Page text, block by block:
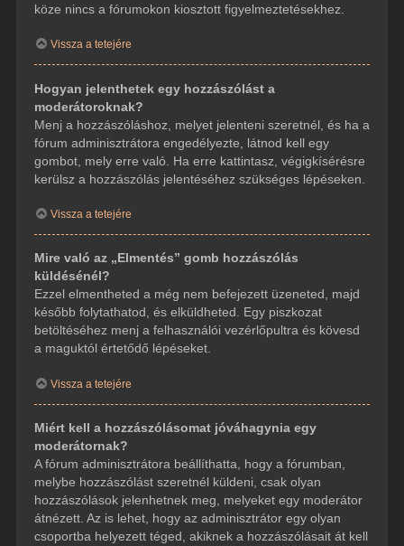
köze nincs a fórumokon kiosztott figyelmeztetésekhez.
Vissza a tetejére
Hogyan jelenthetek egy hozzászólást a
moderátoroknak?
Menj a hozzászóláshoz, melyet jelenteni szeretnél, és ha a
fórum adminisztrátora engedélyezte, látnod kell egy
gombot, mely erre való. Ha erre kattintasz, végigkísérésre
kerülsz a hozzászólás jelentéséhez szükséges lépéseken.
Vissza a tetejére
Mire való az „Elmentés” gomb hozzászólás
küldésénél?
Ezzel elmentheted a még nem befejezett üzeneted, majd
később folytathatod, és elküldheted. Egy piszkozat
betöltéséhez menj a felhasználói vezérlőpultra és kövesd
a maguktól értetődő lépéseket.
Vissza a tetejére
Miért kell a hozzászólásomat jóváhagynia egy
moderátornak?
A fórum adminisztrátora beállíthatta, hogy a fórumban,
melybe hozzászólást szeretnél küldeni, csak olyan
hozzászólások jelenhetnek meg, melyeket egy moderátor
átnézett. Az is lehet, hogy az adminisztrátor egy olyan
csoportba helyezett téged, akiknek a hozzászólásait át kell